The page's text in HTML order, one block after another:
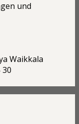
und
Waikkala
30